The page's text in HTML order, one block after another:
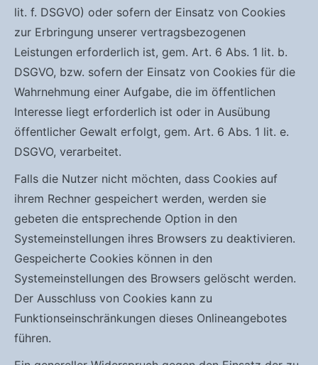
lit. f. DSGVO) oder sofern der Einsatz von Cookies
zur Erbringung unserer vertragsbezogenen
Leistungen erforderlich ist, gem. Art. 6 Abs. 1 lit. b.
DSGVO, bzw. sofern der Einsatz von Cookies für die
Wahrnehmung einer Aufgabe, die im öffentlichen
Interesse liegt erforderlich ist oder in Ausübung
öffentlicher Gewalt erfolgt, gem. Art. 6 Abs. 1 lit. e.
DSGVO, verarbeitet.
Falls die Nutzer nicht möchten, dass Cookies auf
ihrem Rechner gespeichert werden, werden sie
gebeten die entsprechende Option in den
Systemeinstellungen ihres Browsers zu deaktivieren.
Gespeicherte Cookies können in den
Systemeinstellungen des Browsers gelöscht werden.
Der Ausschluss von Cookies kann zu
Funktionseinschränkungen dieses Onlineangebotes
führen.